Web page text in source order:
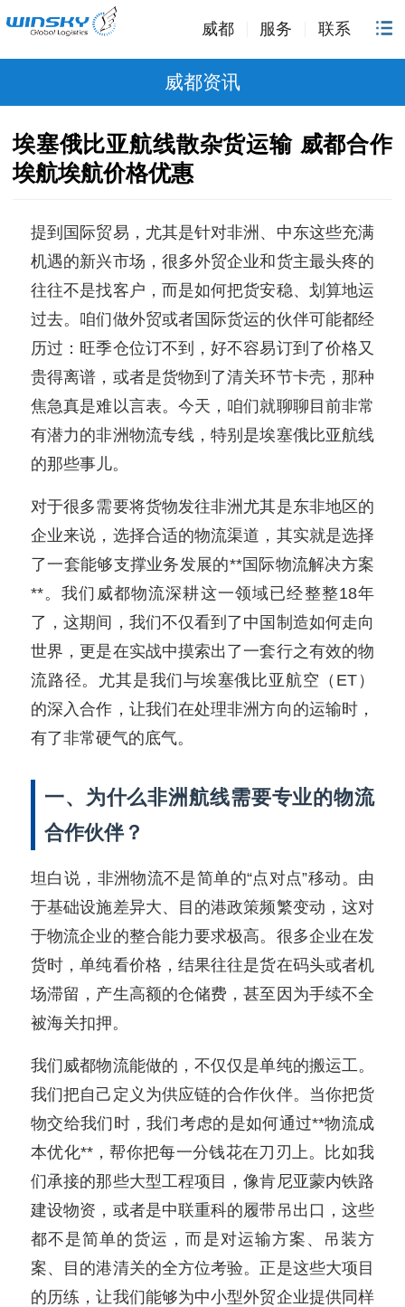
威都 服务 联系
威都资讯
埃塞俄比亚航线散杂货运输 威都合作
埃航埃航价格优惠
提到国际贸易，尤其是针对非洲、中东这些充满
机遇的新兴市场，很多外贸企业和货主最头疼的
往往不是找客户，而是如何把货安稳、划算地运
过去。咱们做外贸或者国际货运的伙伴可能都经
历过：旺季仓位订不到，好不容易订到了价格又
贵得离谱，或者是货物到了清关环节卡壳，那种
焦急真是难以言表。今天，咱们就聊聊目前非常
有潜力的非洲物流专线，特别是埃塞俄比亚航线
的那些事儿。
对于很多需要将货物发往非洲尤其是东非地区的
企业来说，选择合适的物流渠道，其实就是选择
了一套能够支撑业务发展的**国际物流解决方案
**。我们威都物流深耕这一领域已经整整18年
了，这期间，我们不仅看到了中国制造如何走向
世界，更是在实战中摸索出了一套行之有效的物
流路径。尤其是我们与埃塞俄比亚航空（ET）
的深入合作，让我们在处理非洲方向的运输时，
有了非常硬气的底气。
一、为什么非洲航线需要专业的物流
合作伙伴？
坦白说，非洲物流不是简单的“点对点”移动。由
于基础设施差异大、目的港政策频繁变动，这对
于物流企业的整合能力要求极高。很多企业在发
货时，单纯看价格，结果往往是货在码头或者机
场滞留，产生高额的仓储费，甚至因为手续不全
被海关扣押。
我们威都物流能做的，不仅仅是单纯的搬运工。
我们把自己定义为供应链的合作伙伴。当你把货
物交给我们时，我们考虑的是如何通过**物流成
本优化**，帮你把每一分钱花在刀刃上。比如我
们承接的那些大型工程项目，像肯尼亚蒙内铁路
建设物资，或者是中联重科的履带吊出口，这些
都不是简单的货运，而是对运输方案、吊装方
案、目的港清关的全方位考验。正是这些大项目
的历练，让我们能够为中小型外贸企业提供同样